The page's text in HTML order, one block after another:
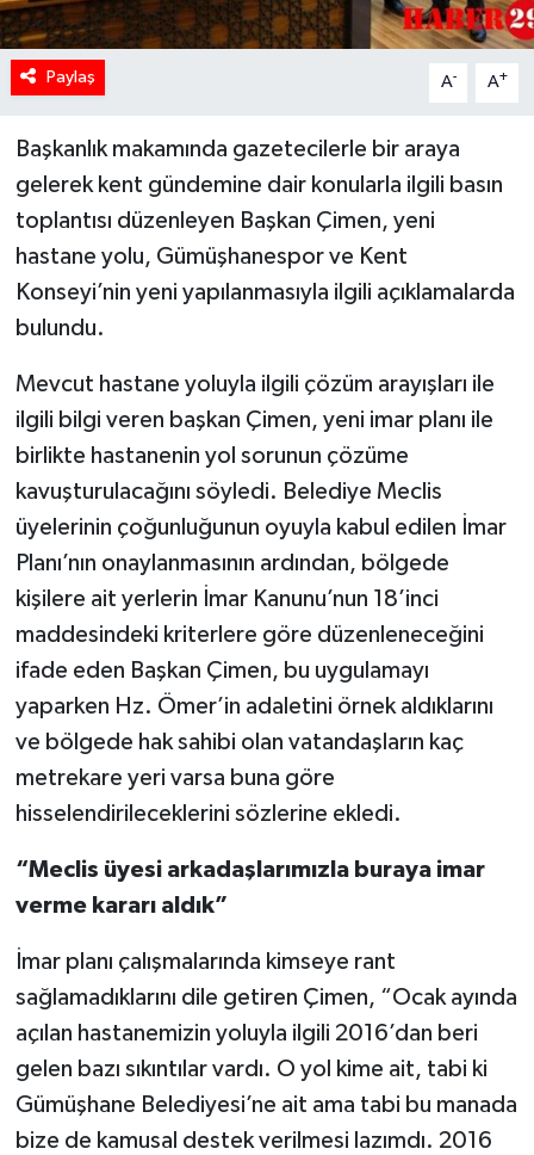
Paylaş A- A+
Başkanlık makamında gazetecilerle bir araya
gelerek kent gündemine dair konularla ilgili basın
toplantısı düzenleyen Başkan Çimen, yeni
hastane yolu, Gümüşhanespor ve Kent
Konseyi’nin yeni yapılanmasıyla ilgili açıklamalarda
bulundu.
Mevcut hastane yoluyla ilgili çözüm arayışları ile
ilgili bilgi veren başkan Çimen, yeni imar planı ile
birlikte hastanenin yol sorunun çözüme
kavuşturulacağını söyledi. Belediye Meclis
üyelerinin çoğunluğunun oyuyla kabul edilen İmar
Planı’nın onaylanmasının ardından, bölgede
kişilere ait yerlerin İmar Kanunu’nun 18’inci
maddesindeki kriterlere göre düzenleneceğini
ifade eden Başkan Çimen, bu uygulamayı
yaparken Hz. Ömer’in adaletini örnek aldıklarını
ve bölgede hak sahibi olan vatandaşların kaç
metrekare yeri varsa buna göre
hisselendirileceklerini sözlerine ekledi.
“Meclis üyesi arkadaşlarımızla buraya imar
verme kararı aldık”
İmar planı çalışmalarında kimseye rant
sağlamadıklarını dile getiren Çimen, “Ocak ayında
açılan hastanemizin yoluyla ilgili 2016’dan beri
gelen bazı sıkıntılar vardı. O yol kime ait, tabi ki
Gümüşhane Belediyesi’ne ait ama tabi bu manada
bize de kamusal destek verilmesi lazımdı. 2016